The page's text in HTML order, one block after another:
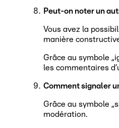
Peut-on noter un
Vous avez la
manière
Grâce au symbole
les commentaires
Comment signaler
Grâce au symbole
modération.